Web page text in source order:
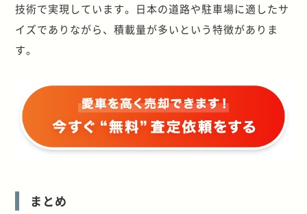
技術で実現しています。日本の道路や駐車場に適したサ
イズでありながら、積載量が多いという特徴がありま
す。
まとめ